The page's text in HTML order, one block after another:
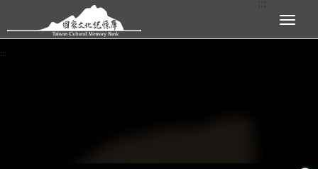
跳到主要內容區塊 展開選單
:::